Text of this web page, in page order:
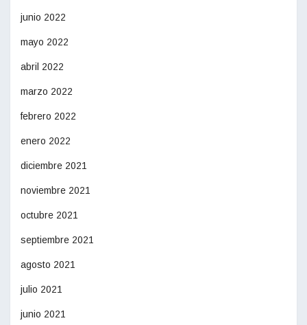
junio 2022
mayo 2022
abril 2022
marzo 2022
febrero 2022
enero 2022
diciembre 2021
noviembre 2021
octubre 2021
septiembre 2021
agosto 2021
julio 2021
junio 2021